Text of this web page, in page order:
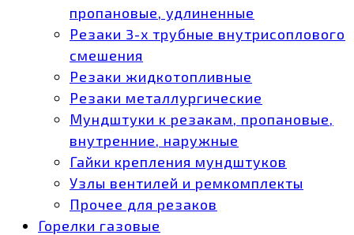
пропановые, удлиненные
Резаки 3-х трубные внутрисоплового
смешения
Резаки жидкотопливные
Резаки металлургические
Мундштуки к резакам, пропановые,
внутренние, наружные
Гайки крепления мундштуков
Узлы вентилей и ремкомплекты
Прочее для резаков
Горелки газовые